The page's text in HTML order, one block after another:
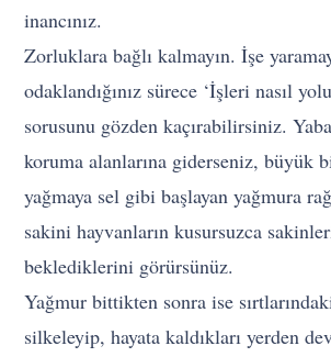
inancınız.
Zorluklara bağlı kalmayın. İşe
odaklandığınız sürece ‘İşleri nasıl
sorusunu gözden kaçırabilirsiniz.
koruma alanlarına giderseniz, büyük
yağmaya sel gibi başlayan yağmura
sakini hayvanların kusursuzca
beklediklerini görürsünüz.
Yağmur bittikten sonra ise
silkeleyip, hayata kaldıkları yerden